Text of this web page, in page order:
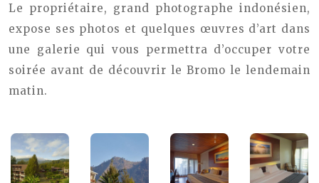
Le propriétaire, grand photographe indonésien,
expose ses photos et quelques œuvres d’art dans
une galerie qui vous permettra d’occuper votre
soirée avant de découvrir le Bromo le lendemain
matin.